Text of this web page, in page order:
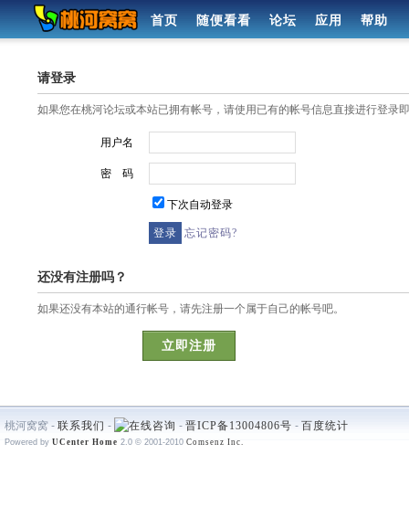
首页 随便看看 论坛 应用 帮助
请登录
如果您在桃河论坛或本站已拥有帐号，请使用已有的帐号信息直接进行登录
用户名
密 码
下次自动登录
忘记密码?
还没有注册吗？
如果还没有本站的通行帐号，请先注册一个属于自己的帐号吧。
立即注册
桃河窝窝 - 联系我们 - - 晋ICP备13004806号 - 百度统计
Powered by UCenter Home 2.0 © 2001-2010 Comsenz Inc.